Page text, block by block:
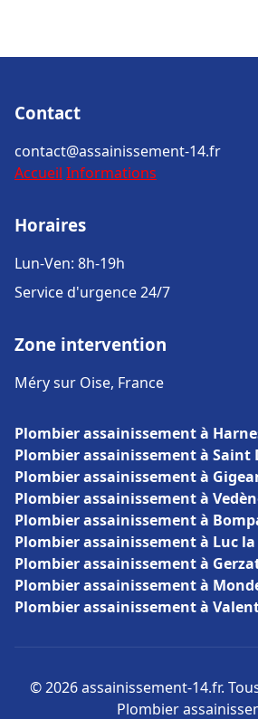
Contact
contact@assainissement-14.fr
Accueil Informations
Horaires
Lun-Ven: 8h-19h
Service d'urgence 24/7
Zone intervention
Méry sur Oise, France
Plombier assainissement à
Plombier assainissement à Saint
Plombier assainissement à
Plombier assainissement à
Plombier assainissement à
Plombier assainissement à Luc
Plombier assainissement à
Plombier assainissement à
Plombier assainissement à
© 2026 assainissement-14.fr.
Plombier